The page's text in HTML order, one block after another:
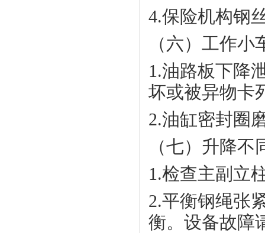
4.保险机构钢
（六） 工作小
1.油路板下降
坏或被异物卡
2.油缸密封圈
（七） 升降不
1.检查主副立
2.平衡钢绳张
衡。设备故障